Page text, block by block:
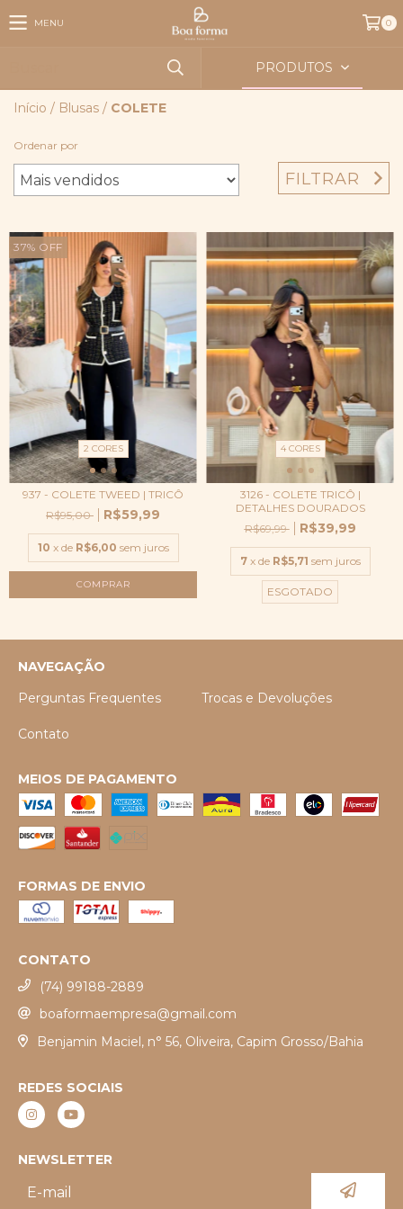
MENU 0
PRODUTOS
Início / Blusas / COLETE
Ordenar por
FILTRAR
37% OFF
2 CORES
937 - COLETE TWEED | TRICÔ
R$95,00
R$59,99
10 x de R$6,00 sem juros
COMPRAR
4 CORES
3126 - COLETE TRICÔ |
DETALHES DOURADOS
R$69,99
R$39,99
7 x de R$5,71 sem juros
ESGOTADO
NAVEGAÇÃO
Perguntas Frequentes
Trocas e Devoluções
Contato
MEIOS DE PAGAMENTO
FORMAS DE ENVIO
CONTATO
(74) 99188-2889
boaformaempresa@gmail.com
Benjamin Maciel, n° 56, Oliveira, Capim Grosso/Bahia
REDES SOCIAIS
NEWSLETTER